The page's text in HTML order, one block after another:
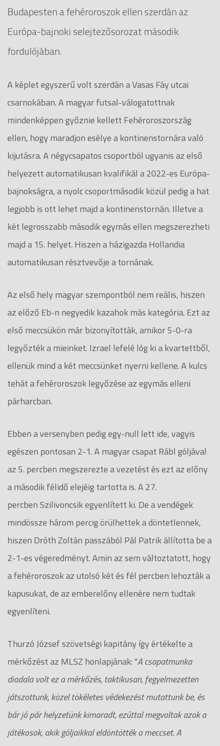
Budapesten a fehéroroszok ellen szerdán az
Európa-bajnoki selejtezősorozat második
fordulójában.
A képlet egyszerű volt szerdán a Vasas Fáy utcai
csarnokában. A magyar futsal-válogatottnak
mindenképpen győznie kellett Fehéroroszország
ellen, hogy maradjon esélye a kontinenstornára való
kijutásra. A négycsapatos csoportból ugyanis az első
helyezett automatikusan kvalifikál a 2022-es Európa-
bajnokságra, a nyolc csoportmásodik közül pedig a hat
legjobb is ott lehet majd a kontinenstornán. Illetve a
két legrosszabb második egymás ellen megszerezheti
majd a 15. helyet. Hiszen a házigazda Hollandia
automatikusan résztvevője a tornának.
Az első hely magyar szempontból nem reális, hiszen
az előző Eb-n negyedik kazahok más kategória. Ezt az
első meccsükön már bizonyították, amikor 5-0-ra
legyőzték a mieinket. Izrael lefelé lóg ki a kvartettből,
ellenük mind a két meccsünket nyerni kellene. A kulcs
tehát a fehéroroszok legyőzése az egymás elleni
párharcban.
Ebben a versenyben pedig egy-null lett ide, vagyis
egészen pontosan 2-1. A magyar csapat Rábl góljával
az 5. percben megszerezte a vezetést és ezt az előny
a második félidő elejéig tartotta is. A 27.
percben Szilivoncsik egyenlített ki. De a vendégek
mindössze három percig örülhettek a döntetlennek,
hiszen Dróth Zoltán passzából Pál Patrik állította be a
2-1-es végeredményt. Amin az sem változtatott, hogy
a fehéroroszok az utolsó két és fél percben lehozták a
kapusukat, de az emberelőny ellenére nem tudtak
egyenlíteni.
Thurzó József szövetségi kapitány így értékelte a
mérkőzést az MLSZ honlapjának: "A csapatmunka
diadala volt ez a mérkőzés, taktikusan, fegyelmezetten
játszottunk, közel tökéletes védekezést mutattunk be, és
bár jó pár helyzetünk kimaradt, ezúttal megvoltak azok a
játékosok, akik góljaikkal eldöntötték a meccset. A